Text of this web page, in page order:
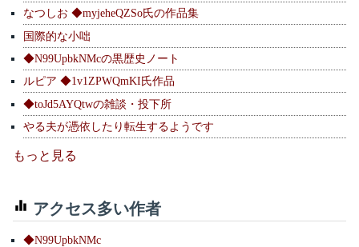
なつしお ◆myjeheQZSo氏の作品集
国際的な小咄
◆N99UpbkNMcの黒歴史ノート
ルピア ◆1v1ZPWQmKI氏作品
◆toJd5AYQtwの雑談・投下所
やる夫が憑依したり転生するようです
もっと見る
アクセス多い作者
◆N99UpbkNMc